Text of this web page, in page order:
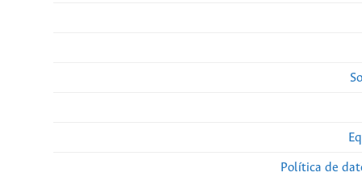
Política de